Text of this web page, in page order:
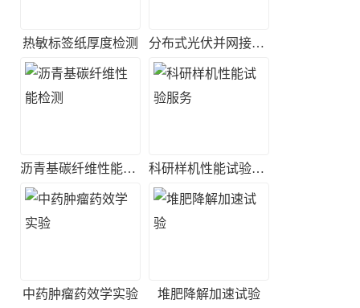
热敏标签纸厚度检测 分布式光伏并网接入测试
沥青基碳纤维性能检测 科研样机性能试验服务
中药肿瘤药效学实验 堆肥降解加速试验